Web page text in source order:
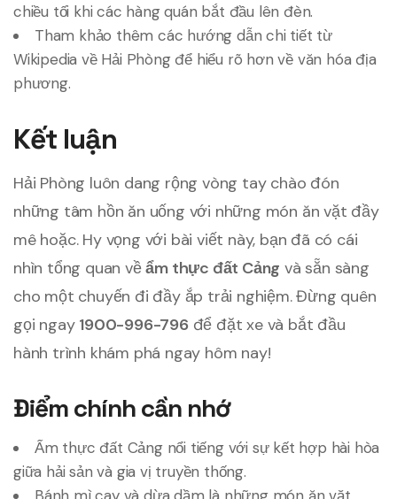
chiều tối khi các hàng quán bắt đầu lên đèn.
Tham khảo thêm các hướng dẫn chi tiết từ
Wikipedia về Hải Phòngđể hiểu rõ hơn về văn hóa địa
phương.
Kết luận
Hải Phòng luôn dang rộng vòng tay chào đón
những tâm hồn ăn uống với những món ăn vặt đầy
mê hoặc. Hy vọng với bài viết này, bạn đã có cái
nhìn tổng quan vềẩm thực đất Cảng và sẵn sàng
cho một chuyến đi đầy ắp trải nghiệm. Đừng quên
gọi ngay 1900-996-796 để đặt xe và bắt đầu
hành trình khám phá ngay hôm nay!
Điểm chính cần nhớ
Ẩm thực đất Cảng nổi tiếng với sự kết hợp hài hòa
giữa hải sản và gia vị truyền thống.